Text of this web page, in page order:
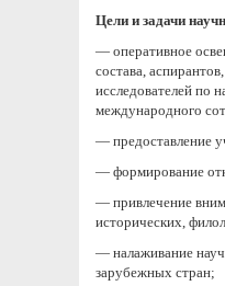
Цели и задачи
— оперативное
состава,
исследователей по
международного
— предоставление
— формирование
— привлечение
исторических,
— налаживание
зарубежных стран;